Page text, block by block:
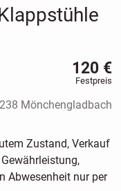
120 €
Festpreis
Mönchengladbach
Zustand, Verkauf
Abwesenheit nur per